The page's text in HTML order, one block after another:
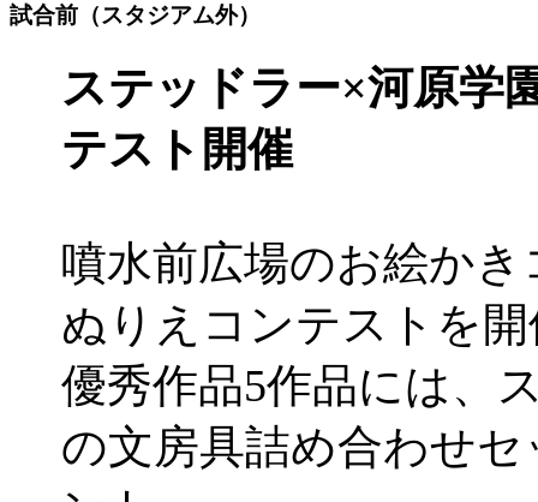
試合前（スタジアム外）
ステッドラー×河原学
テスト開催
噴水前広場のお絵か
ぬりえコンテストを
優秀作品5作品には、
の文房具詰め合わせ